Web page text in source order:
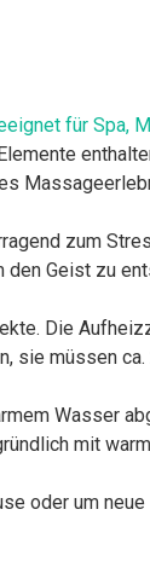
für Spa,
zum
Geist zu
Die
müssen
Wasser
mit
oder um